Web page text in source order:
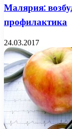
Малярия:
профилактика
24.03.2017